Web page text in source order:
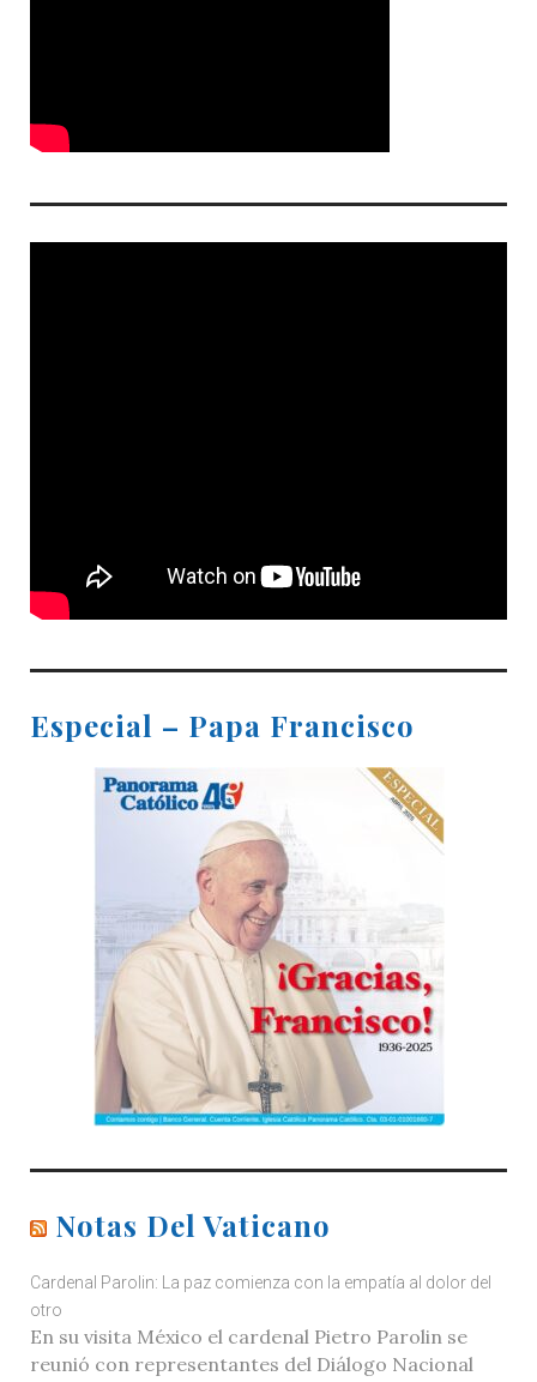
Especial – Papa Francisco
Notas Del Vaticano
Cardenal Parolin: La paz comienza con la empatía al dolor del
otro
En su visita México el cardenal Pietro Parolin se
reunió con representantes del Diálogo Nacional